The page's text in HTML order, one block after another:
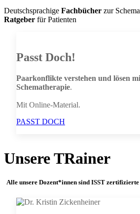
Deutschsprachige Fachbücher zur
Ratgeber für Patienten
Passt Doch!
Paarkonflikte verstehen und lösen
Schematherapie.
Mit Online-Material.
PASST DOCH
Unsere TRainer
Alle unsere Dozent*innen sind ISST